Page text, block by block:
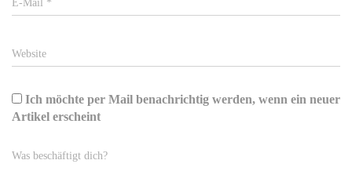
E-Mail *
Website
Ich möchte per Mail benachrichtig werden, wenn ein neuer
Artikel erscheint
Was beschäftigt dich?